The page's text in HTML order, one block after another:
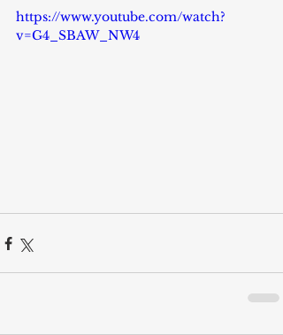
https://www.youtube.com/watch?
v=G4_SBAW_NW4